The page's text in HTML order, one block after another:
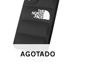
AGOTADO